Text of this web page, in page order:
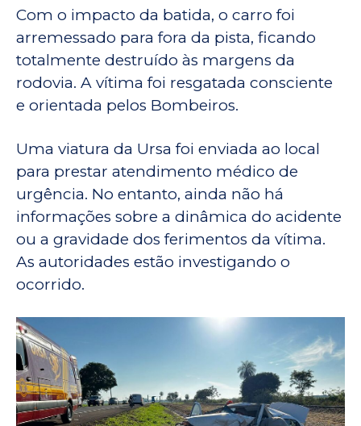
Com o impacto da batida, o carro foi
arremessado para fora da pista, ficando
totalmente destruído às margens da
rodovia. A vítima foi resgatada consciente
e orientada pelos Bombeiros.
Uma viatura da Ursa foi enviada ao local
para prestar atendimento médico de
urgência. No entanto, ainda não há
informações sobre a dinâmica do acidente
ou a gravidade dos ferimentos da vítima.
As autoridades estão investigando o
ocorrido.